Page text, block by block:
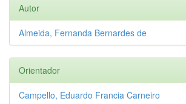
Autor
Almeida, Fernanda Bernardes de
Orientador
Campello, Eduardo Francia Carneiro